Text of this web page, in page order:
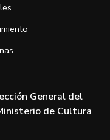
General del
de Cultura